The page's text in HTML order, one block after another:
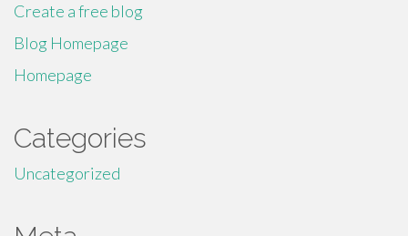
Create a free blog
Blog Homepage
Homepage
Categories
Uncategorized